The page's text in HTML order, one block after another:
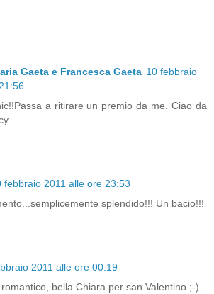
Gaeta e Francesca Gaeta 10 febbraio
a ritirare un premio da me. Ciao da
febbraio 2011 alle ore 23:53
splendido!!! Un bacio!!!
2011 alle ore 00:19
bella Chiara per san Valentino ;-)